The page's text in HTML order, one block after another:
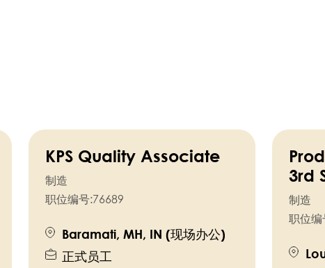
KPS Quality Associate
制造
职位编号:76689
Baramati, MH, IN (现场办公)
正式员工
3rd
制造
职位编